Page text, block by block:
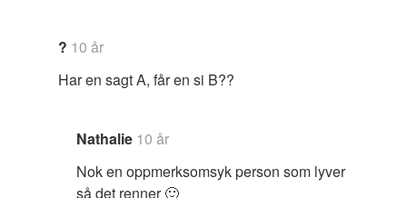
? 10 år
Har en sagt A, får en si B??
Nathalie 10 år
Nok en oppmerksomsyk person som lyver
så det renner 🙂